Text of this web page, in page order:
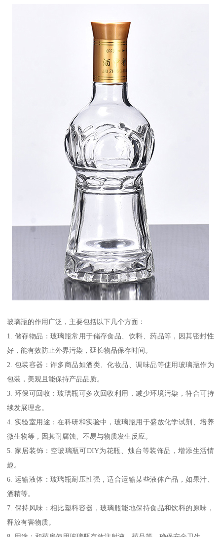
玻璃瓶的作用广泛，主要包括以下几个方面：
1. 储存物品：玻璃瓶常用于储存食品、饮料、药品等，因其密封性
好，能有效防止外界污染，延长物品保存时间。
2. 包装容器：许多商品如酒类、化妆品、调味品等使用玻璃瓶作为
包装，美观且能保持产品品质。
3. 环保可回收：玻璃瓶可多次回收利用，减少环境污染，符合可持
续发展理念。
4. 实验室用途：在科研和实验中，玻璃瓶用于盛放化学试剂、培养
微生物等，因其耐腐蚀、不易与物质发生反应。
5. 家居装饰：空玻璃瓶可DIY为花瓶、烛台等装饰品，增添生活情
趣。
6. 运输液体：玻璃瓶耐压性强，适合运输某些液体产品，如果汁、
酒精等。
7. 保持风味：相比塑料容器，玻璃瓶能地保持食品和饮料的原味，
释放有害物质。